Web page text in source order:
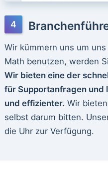
Wir kümmern uns um
Math benutzen, werden
Wir bieten eine der
für Supportanfragen und
und effizienter. Wir
selbst darum bitten.
die Uhr zur Verfügung.